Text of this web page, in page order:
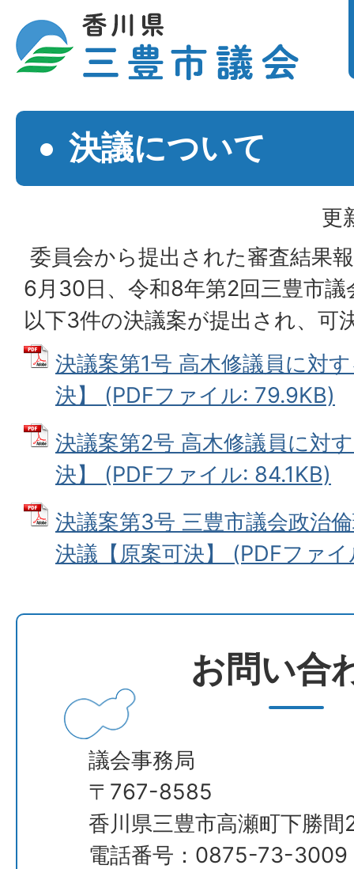
決議について
更
委員会から提出された審査結果
6月30日、令和8年第2回三豊市
以下3件の決議案が提出され、可
決議案第1号 高木修議員に対
決】 (PDFファイル: 79.9KB)
決議案第2号 高木修議員に対
決】 (PDFファイル: 84.1KB)
決議案第3号 三豊市議会政治
決議【原案可決】 (PDFファ
お問い合
議会事務局
​​​​​​​〒767-8585
香川県三豊市高瀬町下勝間
電話番号：0875-73-3009